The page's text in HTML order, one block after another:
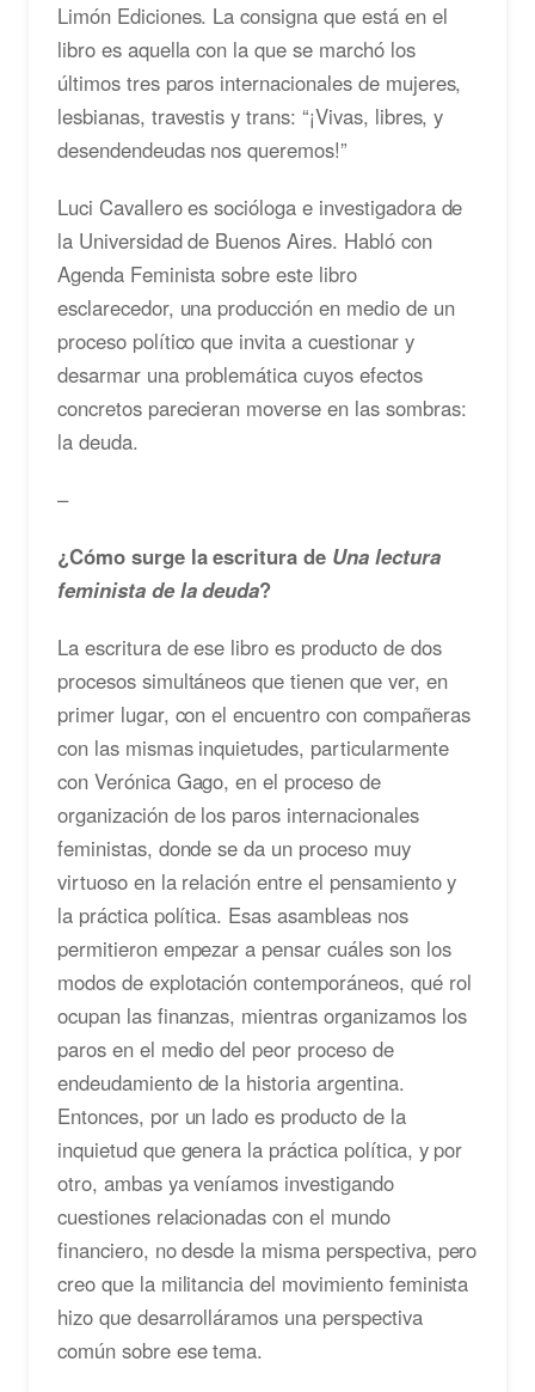
Limón Ediciones. La consigna que está en el
libro es aquella con la que se marchó los
últimos tres paros internacionales de mujeres,
lesbianas, travestis y trans: “¡Vivas, libres, y
desendendeudas nos queremos!”
Luci Cavallero es socióloga e investigadora de
la Universidad de Buenos Aires. Habló con
Agenda Feminista sobre este libro
esclarecedor, una producción en medio de un
proceso político que invita a cuestionar y
desarmar una problemática cuyos efectos
concretos parecieran moverse en las sombras:
la deuda.
–
¿Cómo surge la escritura de Una lectura
feminista de la deuda?
La escritura de ese libro es producto de dos
procesos simultáneos que tienen que ver, en
primer lugar, con el encuentro con compañeras
con las mismas inquietudes, particularmente
con Verónica Gago, en el proceso de
organización de los paros internacionales
feministas, donde se da un proceso muy
virtuoso en la relación entre el pensamiento y
la práctica política. Esas asambleas nos
permitieron empezar a pensar cuáles son los
modos de explotación contemporáneos, qué rol
ocupan las finanzas, mientras organizamos los
paros en el medio del peor proceso de
endeudamiento de la historia argentina.
Entonces, por un lado es producto de la
inquietud que genera la práctica política, y por
otro, ambas ya veníamos investigando
cuestiones relacionadas con el mundo
financiero, no desde la misma perspectiva, pero
creo que la militancia del movimiento feminista
hizo que desarrolláramos una perspectiva
común sobre ese tema.